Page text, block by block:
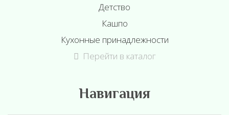
Детство
Кашпо
Кухонные принадлежности
Перейти в каталог
Навигация